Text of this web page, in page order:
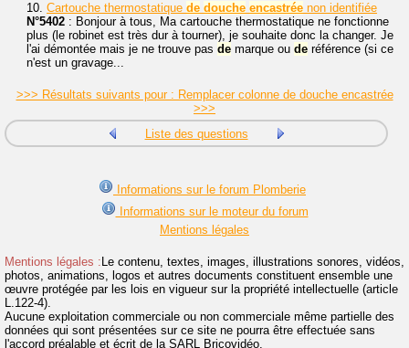
10. Cartouche thermostatique de douche encastrée non identifiée
N°5402 : Bonjour à tous, Ma cartouche thermostatique ne fonctionne
plus (le robinet est très dur à tourner), je souhaite donc la changer. Je
l'ai démontée mais je ne trouve pas de marque ou de référence (si ce
n'est un gravage...
>>> Résultats suivants pour : Remplacer colonne de douche encastrée
>>>
Liste des questions
Informations sur le forum Plomberie
Informations sur le moteur du forum
Mentions légales
Mentions légales : Le contenu, textes, images, illustrations sonores, vidéos,
photos, animations, logos et autres documents constituent ensemble une
œuvre protégée par les lois en vigueur sur la propriété intellectuelle (article
L.122-4).
Aucune exploitation commerciale ou non commerciale même partielle des
données qui sont présentées sur ce site ne pourra être effectuée sans
l'accord préalable et écrit de la SARL Bricovidéo.